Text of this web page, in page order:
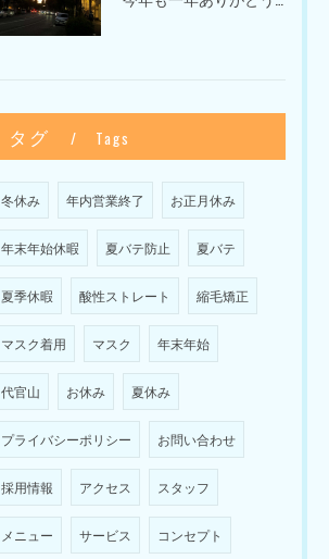
タグ Tags
冬休み 年内営業終了 お正月休み
年末年始休暇 夏バテ防止 夏バテ
夏季休暇 酸性ストレート 縮毛矯正
マスク着用 マスク 年末年始
代官山 お休み 夏休み
プライバシーポリシー お問い合わせ
採用情報 アクセス スタッフ
メニュー サービス コンセプト